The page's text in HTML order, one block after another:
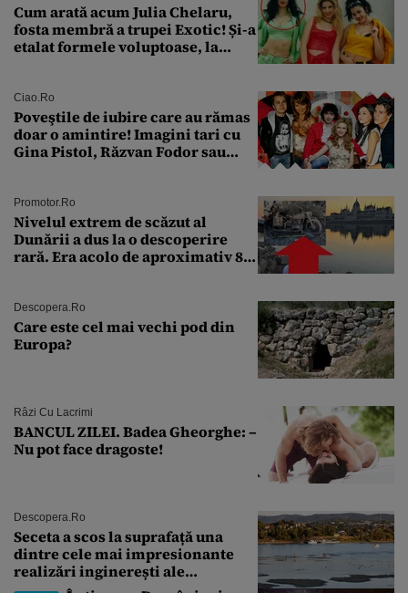
Cum arată acum Julia Chelaru,
fosta membră a trupei Exotic! Și-a
etalat formele voluptoase, la
Ciao.ro
Poveştile de iubire care au rămas
doar o amintire! Imagini tari cu
Gina Pistol, Răzvan Fodor sau
Promotor.ro
Nivelul extrem de scăzut al
Dunării a dus la o descoperire
rară. Era acolo de aproximativ 80
Descopera.ro
Care este cel mai vechi pod din
Europa?
Râzi Cu Lacrimi
BANCUL ZILEI. Badea Gheorghe: –
Nu pot face dragoste!
Descopera.ro
Seceta a scos la suprafață una
dintre cele mai impresionante
realizări inginerești ale
Imperiului Roman